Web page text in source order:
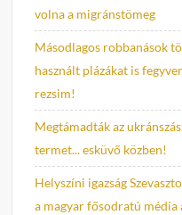
volna a migránstömeg
Másodlagos robbanások
használt plázákat is
rezsim!
Megtámadták az
termet... esküvő közben!
Helyszíni igazság
a magyar fősodratú